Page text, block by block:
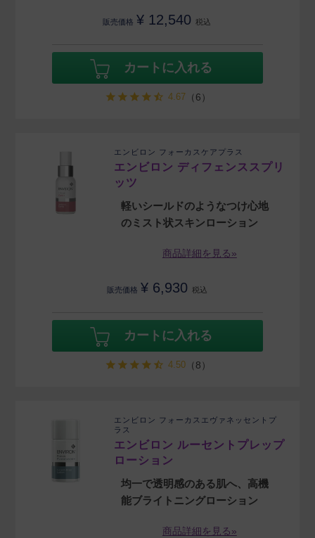
販売価格 ¥ 12,540 税込
カートに入れる
4.67（6）
エンビロン フォーカスケアプラス
エンビロン ディフェンススプリ
ッツ
軽いシールドのようなつけ心地
のミスト状スキンローション
商品詳細を見る»
販売価格 ¥ 6,930 税込
カートに入れる
4.50（8）
エンビロン フォーカスエヴァネッセントプ
ラス
エンビロン ルーセントプレップ
ローション
均一で透明感のある肌へ、高機
能ブライトニングローション
商品詳細を見る»